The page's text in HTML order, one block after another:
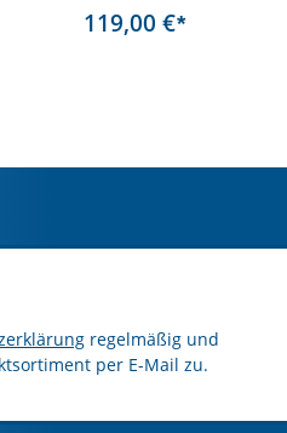
119,00 €*
regelmäßig und
per E-Mail zu.